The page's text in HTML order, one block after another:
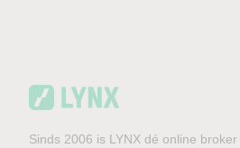
Sinds 2006 is LYNX dé online